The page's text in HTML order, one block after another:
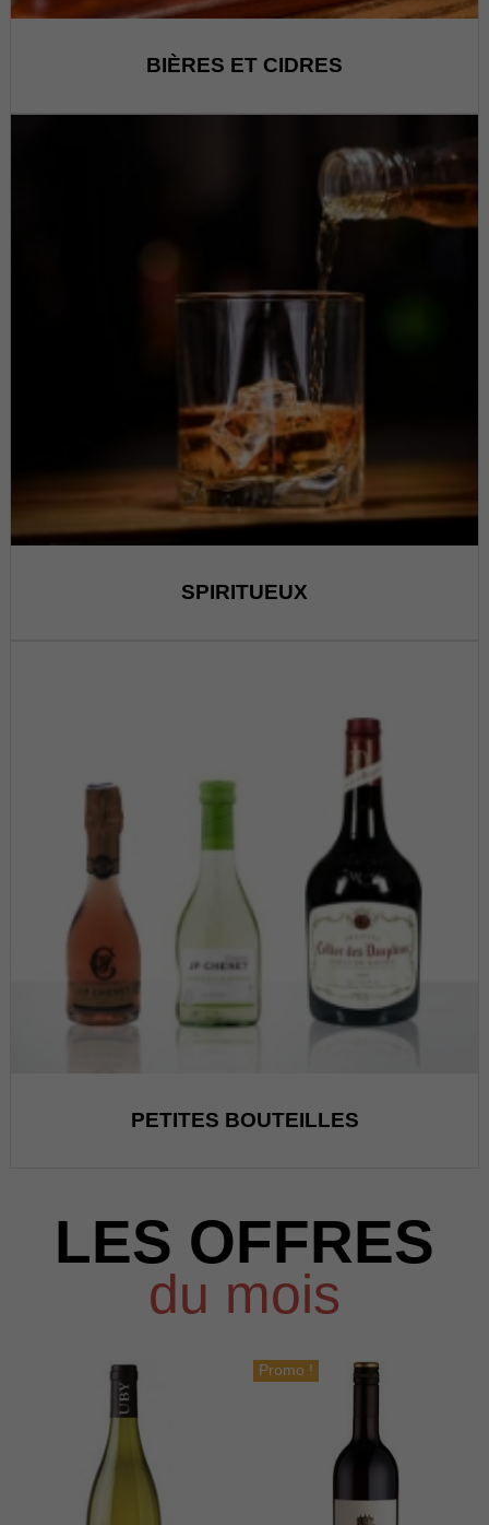
BIÈRES ET CIDRES
SPIRITUEUX
PETITES BOUTEILLES
LES OFFRES
du mois
Promo !